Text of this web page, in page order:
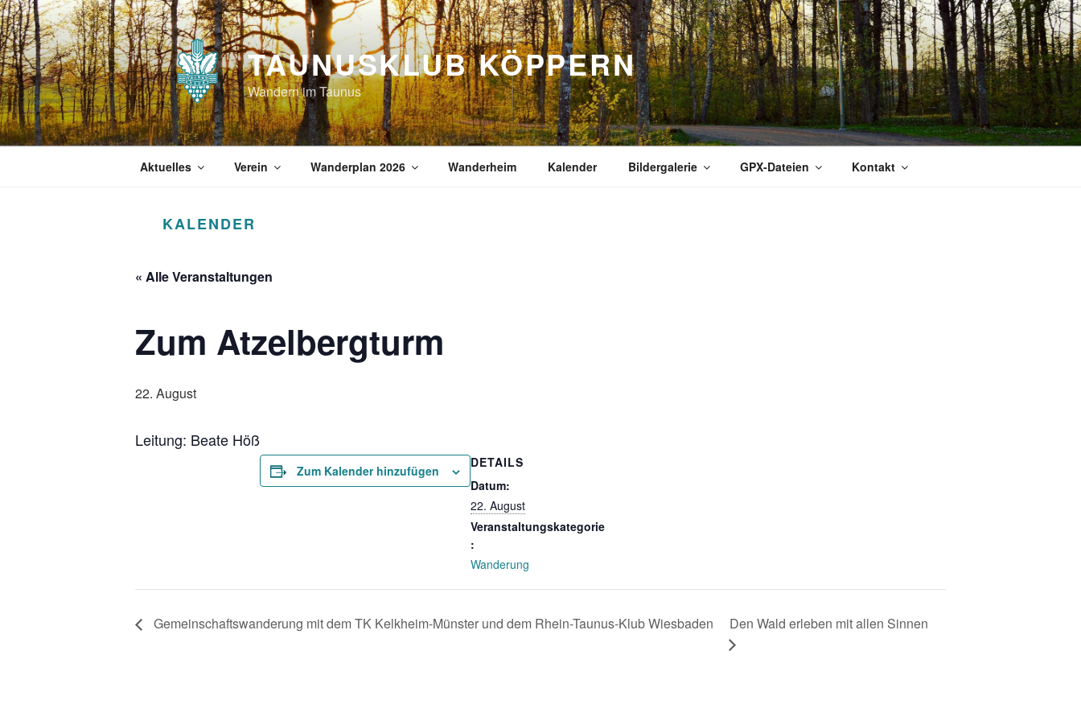
Zum
Inhalt
springen
TAUNUSKLUB KÖPPERN
Wandern im Taunus
Aktuelles Verein Wanderplan 2026 Wanderheim Kalender Bildergalerie GPX-Dateien Kontakt
KALENDER
« Alle Veranstaltungen
Zum Atzelbergturm
22. August
Leitung: Beate Höß
Zum Kalender hinzufügen
DETAILS
Datum:
22. August
Veranstaltungskategorie
:
Wanderung
Gemeinschaftswanderung mit dem TK Kelkheim-Münster und dem Rhein-Taunus-Klub Wiesbaden Den Wald erleben mit allen Sinnen